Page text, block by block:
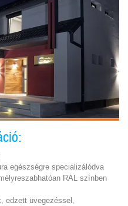
egészségre specializálódva
RAL színben
edzett üvegezéssel,